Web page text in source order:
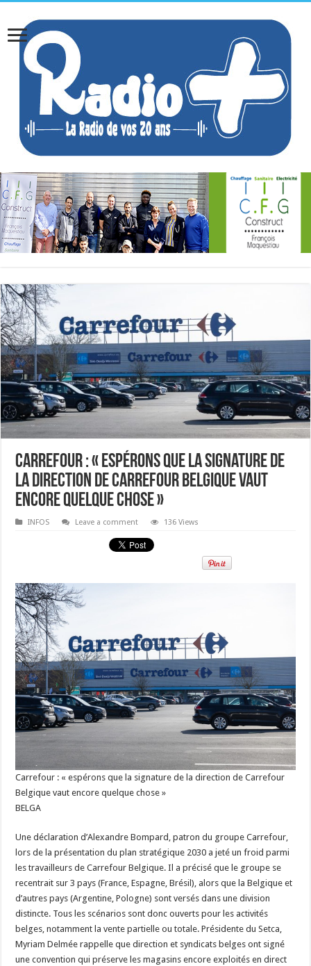
Carrefour : « espérons que la signature de
la direction de Carrefour Belgique vaut
encore quelque chose »
INFOS Leave a comment 136 Views
Carrefour : « espérons que la signature de la direction de Carrefour
Belgique vaut encore quelque chose »
BELGA
Une déclaration d’Alexandre Bompard, patron du groupe Carrefour,
lors de la présentation du plan stratégique 2030 a jeté un froid parmi
les travailleurs de Carrefour Belgique. Il a précisé que le groupe se
recentrait sur 3 pays (France, Espagne, Brésil), alors que la Belgique et
d’autres pays (Argentine, Pologne) sont versés dans une division
distincte. Tous les scénarios sont donc ouverts pour les activités
belges, notamment la vente partielle ou totale. Présidente du Setca,
Myriam Delmée rappelle que direction et syndicats belges ont signé
une convention qui préserve les magasins encore exploités en direct